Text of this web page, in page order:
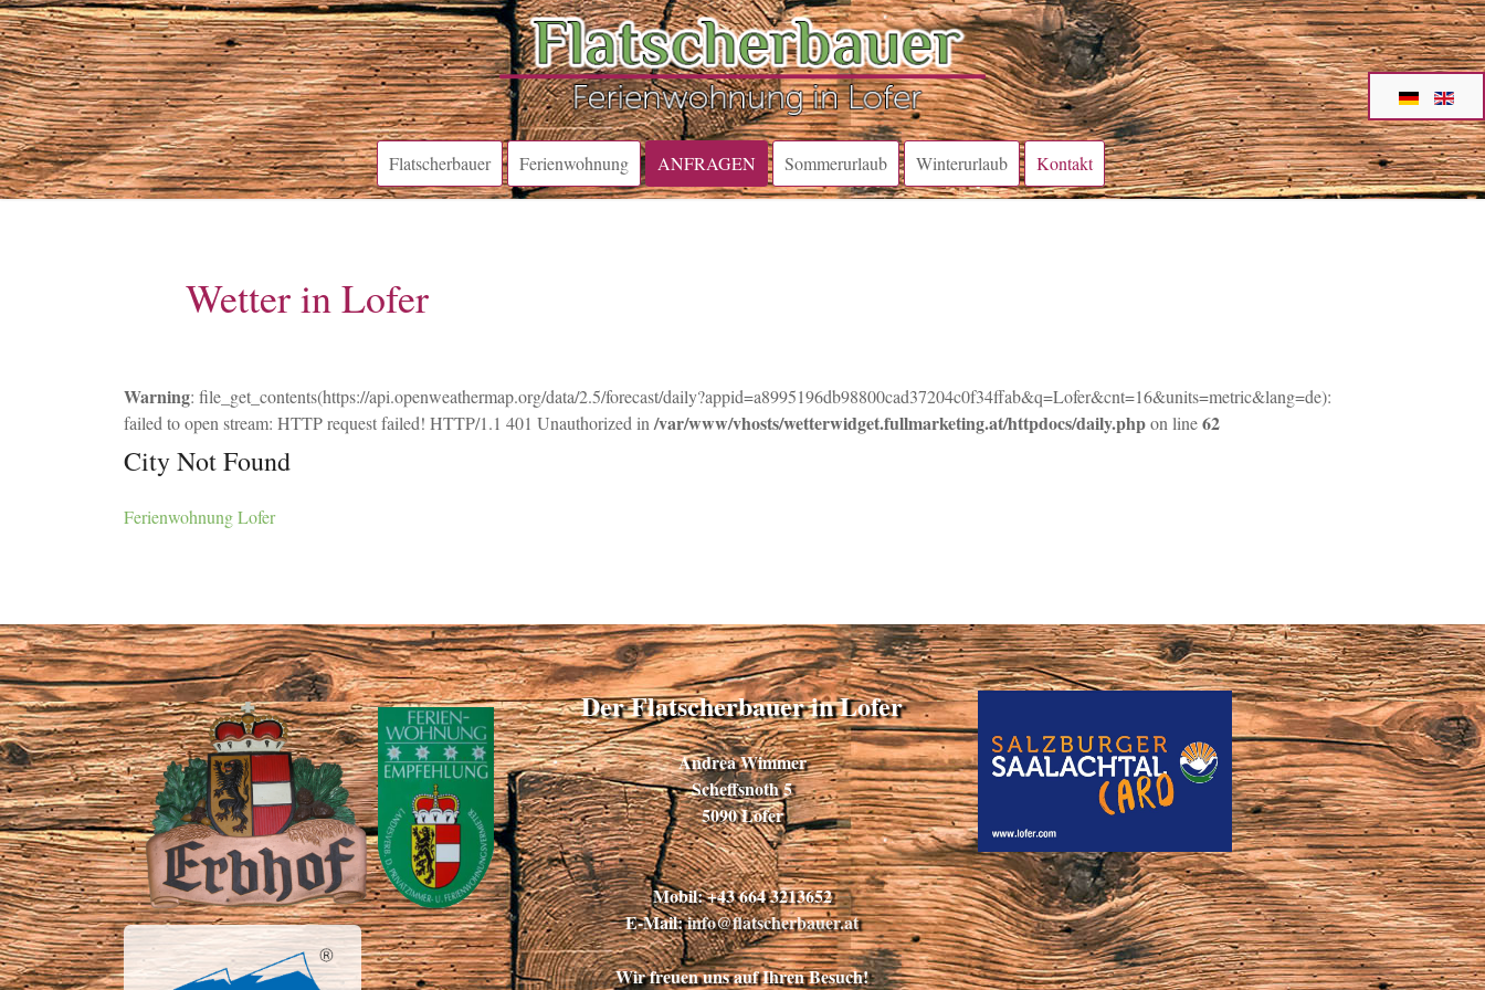
Flatscherbauer Ferienwohnung ANFRAGEN Sommerurlaub Winterurlaub Kontakt
Wetter in Lofer
Warning: file_get_contents(https://api.openweathermap.org/data/2.5/forecast/daily?appid=a8995196db98800cad37204c0f34ffab&q=Lofer&cnt=16&units=metric&lang=de):
failed to open stream: HTTP request failed! HTTP/1.1 401 Unauthorized in /var/www/vhosts/wetterwidget.fullmarketing.at/httpdocs/daily.phpon line62
City Not Found
Ferienwohnung Lofer
Der Flatscherbauer in Lofer
Andrea Wimmer
Scheffsnoth 5
5090 Lofer
Mobil: +43 664 3213652
E-Mail:info@flatscherbauer.at
Wir freuen uns auf Ihren Besuch!